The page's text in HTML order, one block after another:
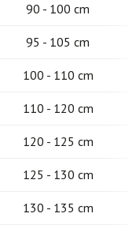
90 - 100 cm
95 - 105 cm
100 - 110 cm
110 - 120 cm
120 - 125 cm
125 - 130 cm
130 - 135 cm